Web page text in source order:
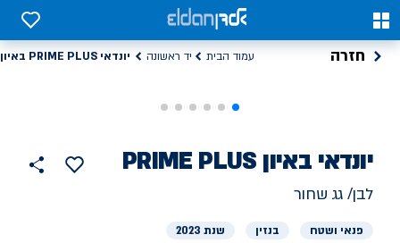
0
0
חזרה עמוד הבית יד ראשונה יונדאי PRIME PLUS באיון
רכב
יד
יונדאי PRIME PLUS באיון
101405
הוסף
למועדפים
לבן/ גג שחור
פנאי ושטח בנזין שנת 2023